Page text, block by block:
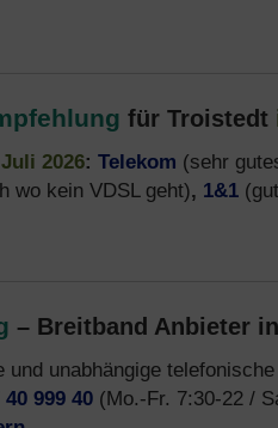
für Troistedt
2026: Telekom (sehr
wo kein VDSL geht), 1&1
– Breitband Anbieter
unabhängige
999 40 (Mo.-Fr. 7:30-22 /